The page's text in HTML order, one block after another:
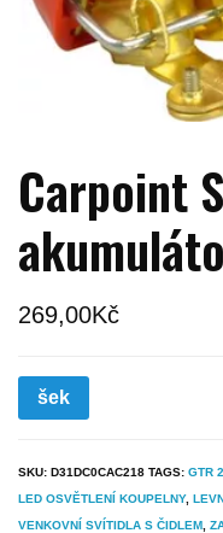
Carpoint
269,00Kč
šek
SKU: D31DC0CAC218 TAGS: GTR 2
LED OSVĚTLENÍ KOUPELNY,
VENKOVNÍ SVÍTIDLA S ČIDLEM